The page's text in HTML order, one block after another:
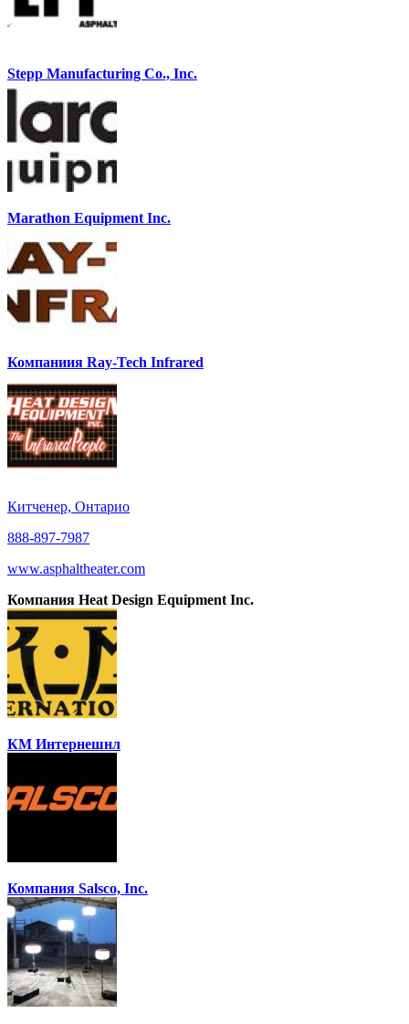
Stepp Manufacturing Co., Inc.
Marathon Equipment Inc.
Компаниия Ray-Tech Infrared
Китченер, Онтарио
888-897-7987
www.asphaltheater.com
Компания Heat Design Equipment Inc.
КМ Интернешнл
Компания Salsco, Inc.